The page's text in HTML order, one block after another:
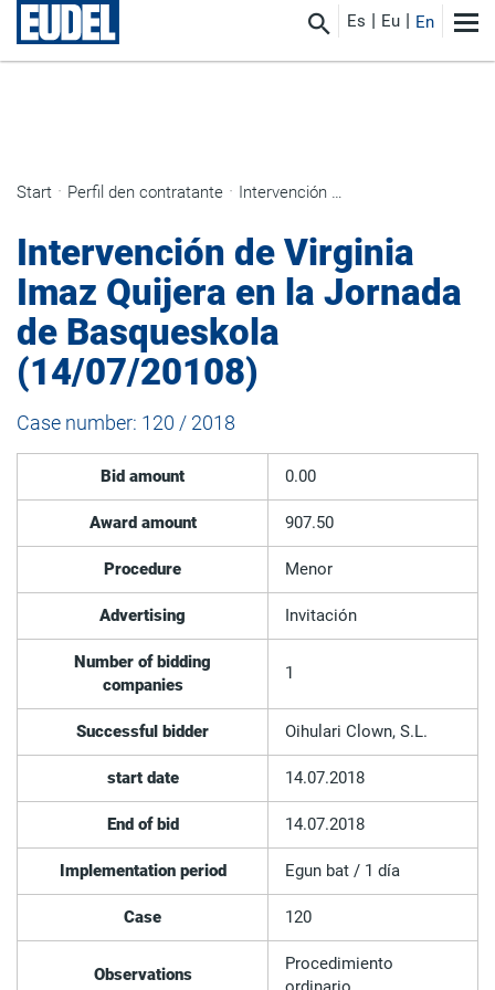
Es Eu En
Start Perfil den contratante Intervención de Virginia Imaz Quijera en la Jornada de Basqueskola (14/07/20108)
Intervención de Virginia
Imaz Quijera en la Jornada
de Basqueskola
(14/07/20108)
Case number: 120 / 2018
Bid amount 0.00
Award amount 907.50
Procedure Menor
Advertising Invitación
Number of bidding
companies
1
Successful bidder Oihulari Clown, S.L.
start date 14.07.2018
End of bid 14.07.2018
Implementation period Egun bat / 1 día
Case 120
Observations
Procedimiento